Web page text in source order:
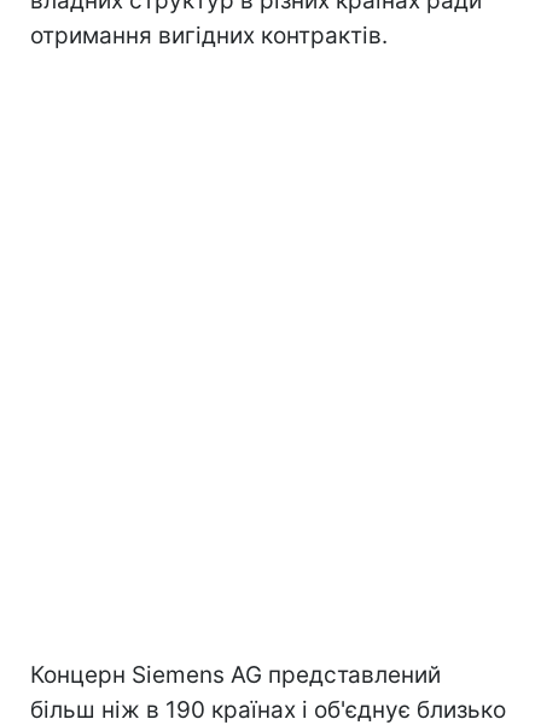
отримання вигідних контрактів.
Концерн Siemens AG представлений
більш ніж в 190 країнах і об'єднує близько